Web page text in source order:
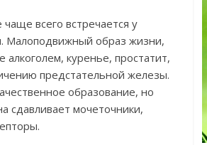
всего встречается у
Малоподвижный образ жизни,
алкоголем, куренье, простатит,
предстательной железы.
образование, но
сдавливает мочеточники,